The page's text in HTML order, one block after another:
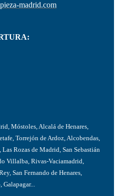
madrid.com
Móstoles, Alcalá de Henares,
Torrejón de Ardoz, Alcobendas,
Rozas de Madrid, San Sebastián
Villalba, Rivas-Vaciamadrid,
San Fernando de Henares,